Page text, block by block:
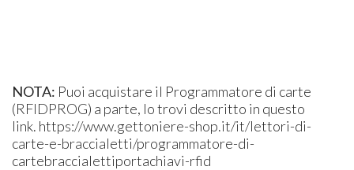
NOTA: Puoi acquistare il Programmatore di carte
(RFIDPROG) a parte, lo trovi descritto in questo
link. https://www.gettoniere-shop.it/it/lettori-di-
carte-e-braccialetti/programmatore-di-
cartebraccialettiportachiavi-rfid